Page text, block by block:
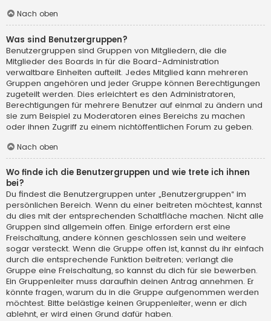
Nach oben
Was sind Benutzergruppen?
Benutzergruppen sind Gruppen von Mitgliedern, die die
Mitglieder des Boards in für die Board-Administration
verwaltbare Einheiten aufteilt. Jedes Mitglied kann mehreren
Gruppen angehören und jeder Gruppe können Berechtigungen
zugeteilt werden. Dies erleichtert es den Administratoren,
Berechtigungen für mehrere Benutzer auf einmal zu ändern und
sie zum Beispiel zu Moderatoren eines Bereichs zu machen
oder ihnen Zugriff zu einem nichtöffentlichen Forum zu geben.
Nach oben
Wo finde ich die Benutzergruppen und wie trete ich ihnen
bei?
Du findest die Benutzergruppen unter „Benutzergruppen“ im
persönlichen Bereich. Wenn du einer beitreten möchtest, kannst
du dies mit der entsprechenden Schaltfläche machen. Nicht alle
Gruppen sind allgemein offen. Einige erfordern erst eine
Freischaltung, andere können geschlossen sein und weitere
sogar versteckt. Wenn die Gruppe offen ist, kannst du ihr einfach
durch die entsprechende Funktion beitreten; verlangt die
Gruppe eine Freischaltung, so kannst du dich für sie bewerben.
Ein Gruppenleiter muss daraufhin deinen Antrag annehmen. Er
könnte fragen, warum du in die Gruppe aufgenommen werden
möchtest. Bitte belästige keinen Gruppenleiter, wenn er dich
ablehnt, er wird einen Grund dafür haben.